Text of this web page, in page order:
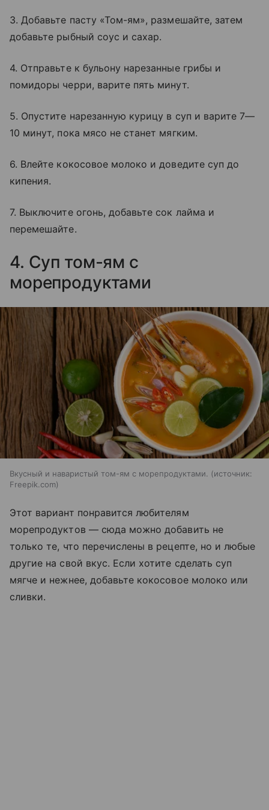
3. Добавьте пасту «Том-ям», размешайте, затем
добавьте рыбный соус и сахар.
4. Отправьте к бульону нарезанные грибы и
помидоры черри, варите пять минут.
5. Опустите нарезанную курицу в суп и варите 7—
10 минут, пока мясо не станет мягким.
6. Влейте кокосовое молоко и доведите суп до
кипения.
7. Выключите огонь, добавьте сок лайма и
перемешайте.
4. Суп том-ям с
морепродуктами
Вкусный и наваристый том-ям с морепродуктами.
источник:
Freepik.com
Этот вариант понравится любителям
морепродуктов — сюда можно добавить не
только те, что перечислены в рецепте, но и любые
другие на свой вкус. Если хотите сделать суп
мягче и нежнее, добавьте кокосовое молоко или
сливки.